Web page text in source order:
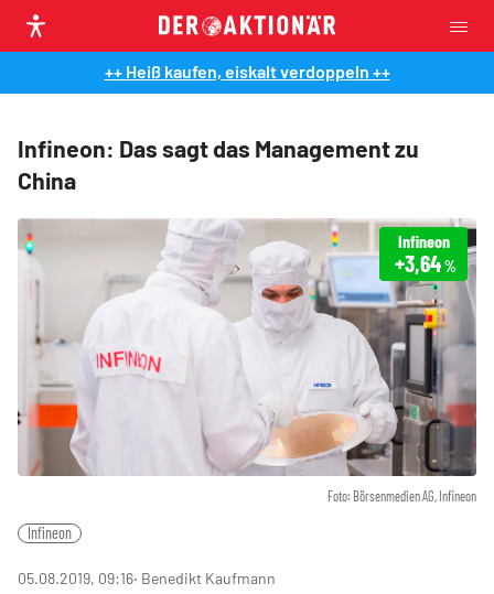
++ Heiß kaufen, eiskalt verdoppeln ++
Infineon: Das sagt das Management zu
China
Foto: Börsenmedien AG, Infineon
Infineon
+3,64%
Infineon
05.08.2019, 09:16‧ Benedikt Kaufmann